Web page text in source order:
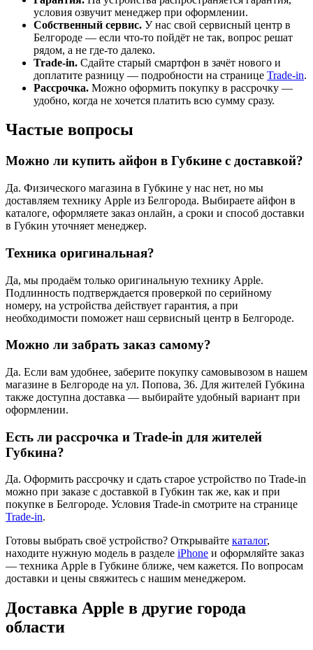
условия озвучит менеджер при оформлении.
Собственный сервис. У нас свой сервисный центр в
Белгороде — если что-то пойдёт не так, вопрос решат
рядом, а не где-то далеко.
Trade-in. Сдайте старый смартфон в зачёт нового и
доплатите разницу — подробности на странице Trade-in.
Рассрочка. Можно оформить покупку в рассрочку —
удобно, когда не хочется платить всю сумму сразу.
Частые вопросы
Можно ли купить айфон в Губкине с доставкой?
Да. Физического магазина в Губкине у нас нет, но мы
доставляем технику Apple из Белгорода. Выбираете айфон в
каталоге, оформляете заказ онлайн, а сроки и способ доставки
в Губкин уточняет менеджер.
Техника оригинальная?
Да, мы продаём только оригинальную технику Apple.
Подлинность подтверждается проверкой по серийному
номеру, на устройства действует гарантия, а при
необходимости поможет наш сервисный центр в Белгороде.
Можно ли забрать заказ самому?
Да. Если вам удобнее, заберите покупку самовывозом в нашем
магазине в Белгороде на ул. Попова, 36. Для жителей Губкина
также доступна доставка — выбирайте удобный вариант при
оформлении.
Есть ли рассрочка и Trade-in для жителей
Губкина?
Да. Оформить рассрочку и сдать старое устройство по Trade-in
можно при заказе с доставкой в Губкин так же, как и при
покупке в Белгороде. Условия Trade-in смотрите на странице
Trade-in.
Готовы выбрать своё устройство? Открывайте каталог,
находите нужную модель в разделе iPhone и оформляйте заказ
— техника Apple в Губкине ближе, чем кажется. По вопросам
доставки и цены свяжитесь с нашим менеджером.
Доставка Apple в другие города
области